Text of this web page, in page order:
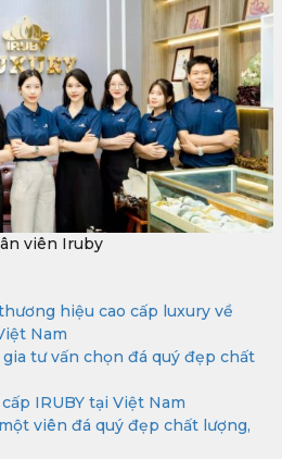
viên Iruby
hiệu cao cấp luxury về
Nam
tư vấn chọn đá quý đẹp chất
IRUBY tại Việt Nam
viên đá quý đẹp chất lượng,